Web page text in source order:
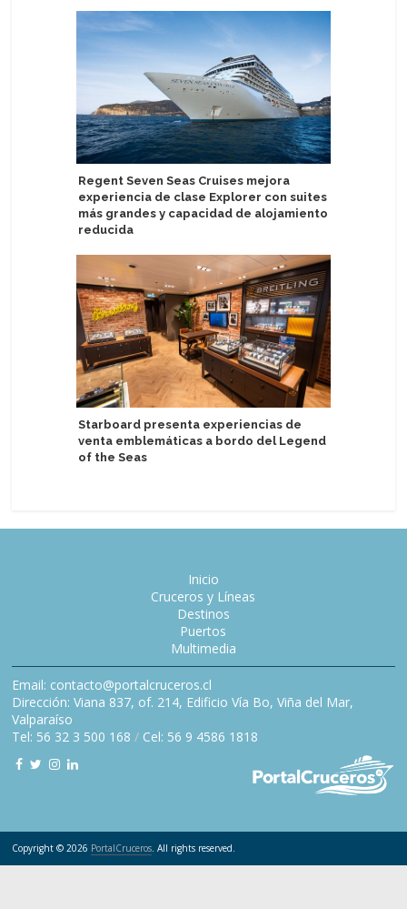
Regent Seven Seas Cruises mejora
experiencia de clase Explorer con suites
más grandes y capacidad de alojamiento
reducida
Starboard presenta experiencias de
venta emblemáticas a bordo del Legend
of the Seas
Inicio
Cruceros y Líneas
Destinos
Puertos
Multimedia
Email: contacto@portalcruceros.cl
Dirección: Viana 837, of. 214, Edificio Vía Bo, Viña del Mar,
Valparaíso
Tel: 56 32 3 500 168 / Cel: 56 9 4586 1818
Copyright © 2026 PortalCruceros. All rights reserved.